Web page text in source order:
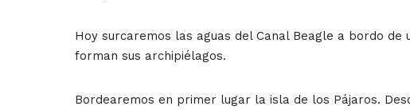
Hoy surcaremos las aguas del Canal Beagle a bordo
forman sus archipiélagos.
Bordearemos en primer lugar la isla de los Pájaros.